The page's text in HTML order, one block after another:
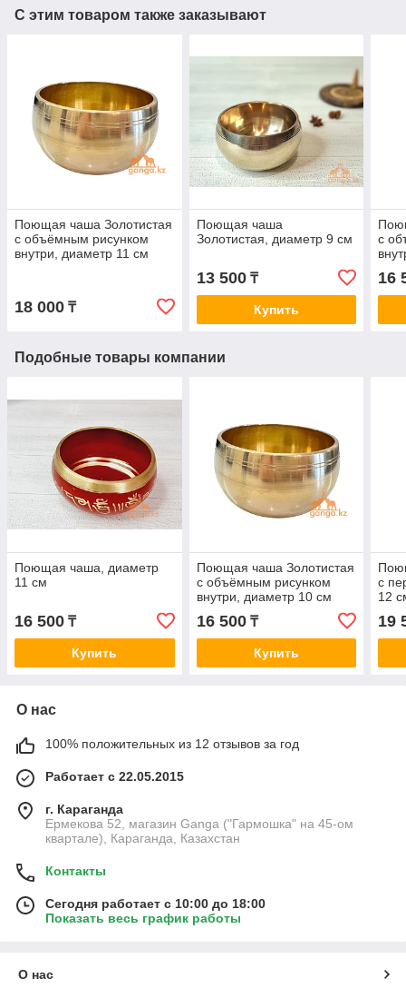
С этим товаром также заказывают
Поющая чаша Золотистая
с объёмным рисунком
внутри, диаметр 11 см
18 000 ₸
Поющая чаша
Золотистая, диаметр 9 см
13 500₸
Купить
с
16
Подобные товары компании
Поющая чаша, диаметр
11 см
16 500 ₸
Купить
Поющая чаша Золотистая
с объёмным рисунком
внутри, диаметр 10 см
16 500₸
Купить
с
12
19
О нас
100% положительных из 12 отзывов за год
Работает с 22.05.2015
г. Караганда
Ермекова 52, магазин Ganga ("Гармошка" на 45-ом
квартале), Караганда, Казахстан
Контакты
Сегодня работает с 10:00 до 18:00
Показать весь график работы
О нас